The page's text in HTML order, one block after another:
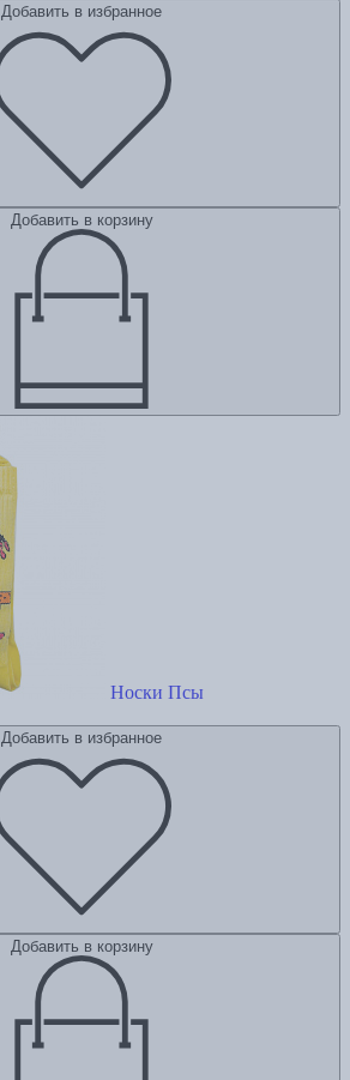
Добавить в избранное
Добавить в корзину
Носки Псы
Добавить в избранное
Добавить в корзину